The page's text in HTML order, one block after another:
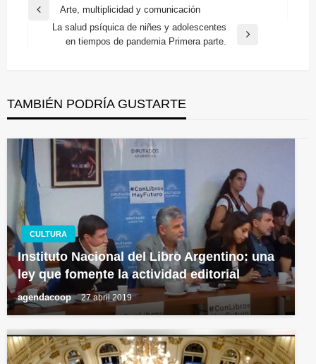
Navegación
entradas
Entrada
anterior
Arte, multiplicidad y comunicación
Entrada
La salud psíquica de niñes y adolescentes
en tiempos de pandemia Primera parte.
TAMBIÉN PODRÍA GUSTARTE
CULTURA
Instituto Nacional del Libro Argentino: una
ley que fomente la actividad editorial
agendacoop 27 abril 2019